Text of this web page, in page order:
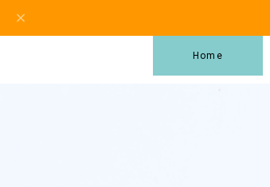
Home